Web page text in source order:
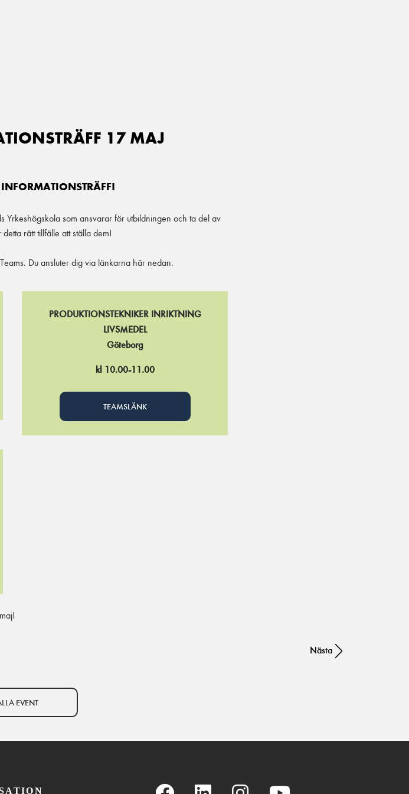
17 MAJ
som ansvarar för utbildningen och ta del av
rätt tillfälle att ställa dem!
Du ansluter dig via länkarna här nedan.
PRODUKTIONSTEKNIKER INRIKTNING
LIVSMEDEL
Göteborg
kl 10.00-11.00
TEAMSLÄNK
Nästa
EVENT